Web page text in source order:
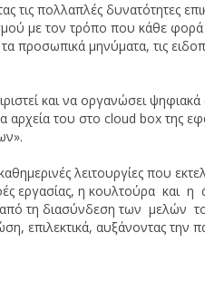
τις πολλαπλές δυνατότητες
με τον τρόπο που κάθε φορά
μηνύματα, τις
και να οργανώσει ψηφιακά
του στο cloud box της
λειτουργίες που
εργασίας, η κουλτούρα και
τη διασύνδεση των μελών
επιλεκτικά, αυξάνοντας την